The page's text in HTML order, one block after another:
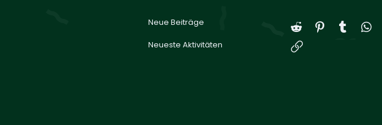
Neue Beiträge
Neueste Aktivitäten
Reddit Pinterest
Tumblr